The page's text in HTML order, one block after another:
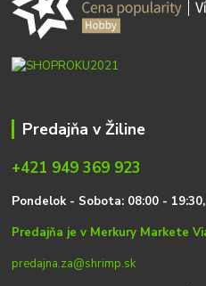
Predajňa v Žiline
+421 949 369 923
Pondelok - Sobota: 08:00 -
Predajňa je v Merkury Markete
predajna.za@shrimp.sk